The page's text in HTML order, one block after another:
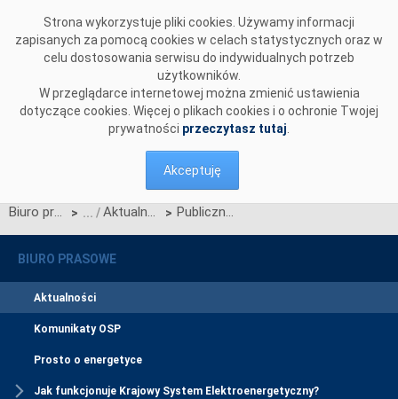
Strona wykorzystuje pliki cookies. Używamy informacji
zapisanych za pomocą cookies w celach statystycznych oraz w
celu dostosowania serwisu do indywidualnych potrzeb
użytkowników.
W przeglądarce internetowej można zmienić ustawienia
dotyczące cookies. Więcej o plikach cookies i o ochronie Twojej
prywatności przeczytasz tutaj
Akceptuję
Biuro prasowe > Aktualności > Publiczne konsultacje propozycji metodyki wyznaczania zdolności przesyłowych w Hansa CCR (regionie wyznaczania zdolności przesyłowych)
BIURO PRASOWE
Aktualności
Komunikaty OSP
Prosto o energetyce
Jak funkcjonuje Krajowy System Elektroenergetyczny?